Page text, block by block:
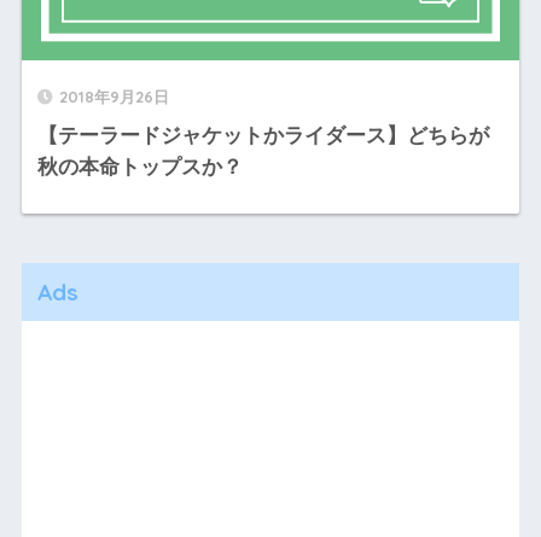
2018年9月26日
【テーラードジャケットかライダース】どちらが
秋の本命トップスか？
Ads